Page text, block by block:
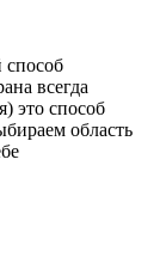
способ
всегда
это способ
область